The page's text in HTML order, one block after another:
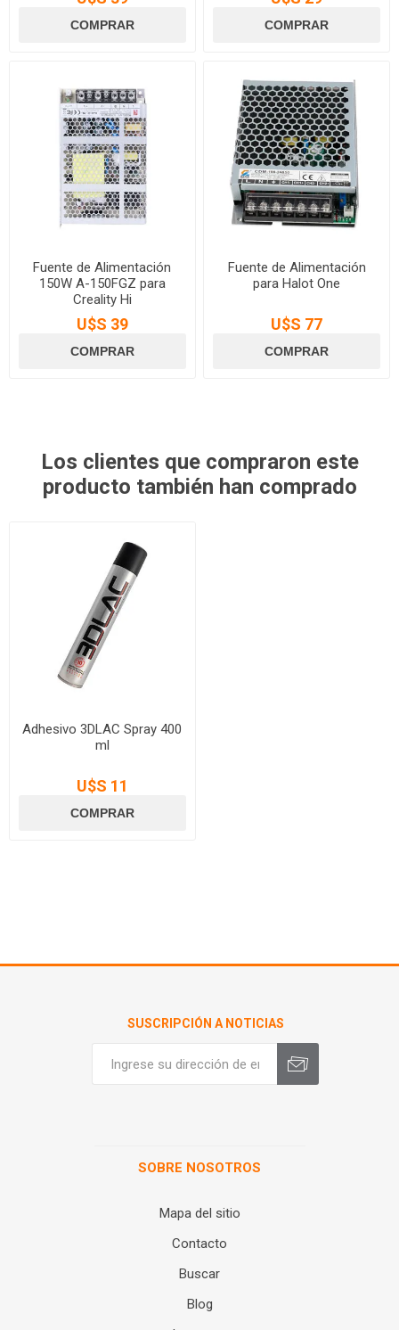
Fuente de Alimentación
150W A-150FGZ para
Creality Hi
U$S 39
Fuente de Alimentación
para Halot One
U$S 77
Los clientes que compraron este
producto también han comprado
Adhesivo 3DLAC Spray 400
ml
U$S 11
SUSCRIPCIÓN A NOTICIAS
SOBRE NOSOTROS
Mapa del sitio
Contacto
Buscar
Blog